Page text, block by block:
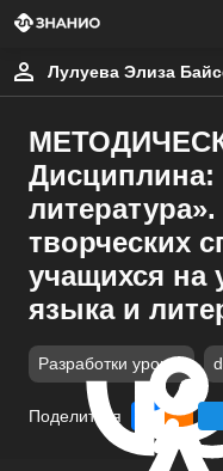
Лулуева Элиза
Дисциплина:
творческих
учащихся на
языка и
Разработки уроков
Поделиться